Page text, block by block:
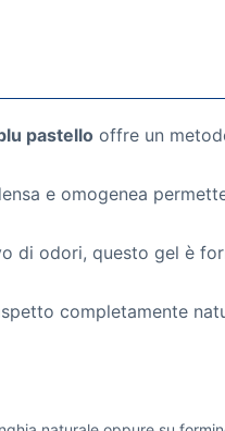
pastello offre un
e omogenea
di odori, questo gel è
completamente